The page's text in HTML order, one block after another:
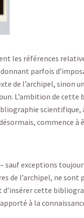
les références
parfois
de l’archipel, sinon
L’ambition de
scientifique,
commence à
sauf exceptions
de l’archipel, ne sont
cette
à la